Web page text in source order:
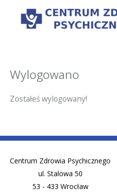
Wylogowano
Zostałeś wylogowany!
Centrum Zdrowia Psychicznego
ul. Stalowa 50
53 - 433 Wrocław